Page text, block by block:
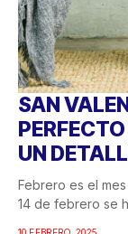
SAN
UN
Febrero es el
14 de febrero se